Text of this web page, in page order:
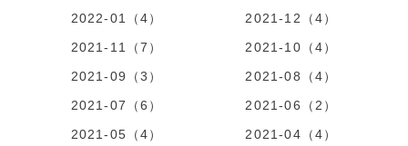
2022-01（4）
2021-12（4）
2021-11（7）
2021-10（4）
2021-09（3）
2021-08（4）
2021-07（6）
2021-06（2）
2021-05（4）
2021-04（4）